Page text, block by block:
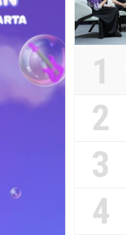
1
2
3
4